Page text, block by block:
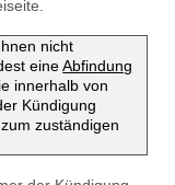
nicht
eineAbfindung
innerhalb von
Kündigung
zum zuständigen